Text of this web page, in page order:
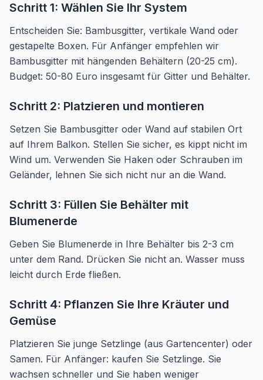
Schritt 1: Wählen Sie Ihr System
Entscheiden Sie: Bambusgitter, vertikale Wand oder
gestapelte Boxen. Für Anfänger empfehlen wir
Bambusgitter mit hängenden Behältern (20-25 cm).
Budget: 50-80 Euro insgesamt für Gitter und Behälter.
Schritt 2: Platzieren und montieren
Setzen Sie Bambusgitter oder Wand auf stabilen Ort
auf Ihrem Balkon. Stellen Sie sicher, es kippt nicht im
Wind um. Verwenden Sie Haken oder Schrauben im
Geländer, lehnen Sie sich nicht nur an die Wand.
Schritt 3: Füllen Sie Behälter mit
Blumenerde
Geben Sie Blumenerde in Ihre Behälter bis 2-3 cm
unter dem Rand. Drücken Sie nicht an. Wasser muss
leicht durch Erde fließen.
Schritt 4: Pflanzen Sie Ihre Kräuter und
Gemüse
Platzieren Sie junge Setzlinge (aus Gartencenter) oder
Samen. Für Anfänger: kaufen Sie Setzlinge. Sie
wachsen schneller und Sie haben weniger